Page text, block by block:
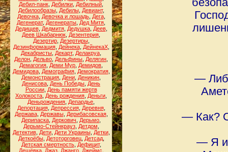
Дебил-панк Дебилки Дебилный
Дебилообразы, Дебилы, Девиант,
Девочка, Девочка и лошадь, Дега,
Дегенерат, Дегенераты Дед Митя
Дедищев, Дедмитя, Дедушка, Деев,
Деев Шкабарнюк Дезентерия
Дезертир, Дезертиры,
Дезинформация, Дейнека, ДейнекаХ,
Декабристы Декарт, Делакруа
Делон Дельво Дельфины Делягин
Демагогия Деми Мур Демидов
Демидова, Демография, Демократия,
Демонстрация Дени Деникин
Денисова День Победы День
России, День памяти жертв
Холокоста День рождения Деньги
Деньрождения Депардье
Депортация, Депрессия, Деревня,
Держава, Державы, Дерибасовская,
Дерипаска Деркович Дерьмо
Дерьмо-Стейнкрауз, Детдом
Детектив, Дети, Дети Украины, Детки,
Деткоёбы, Детоторговец, Детсад,
Детская смертность, Дефицит,
Дешёвка, Джаз, Джанго, Джеймс
―
― Как?
― Я